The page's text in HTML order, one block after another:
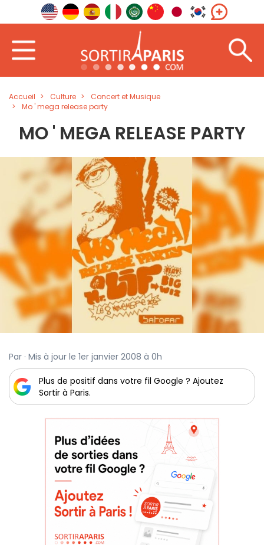
Accueil Culture
Concert et Musique
Mo ' mega release party
MO ' MEGA RELEASE PARTY
Par · Mis à jour le 1er janvier 2008 à 0h
Plus de positif dans votre fil Google ? Ajoutez
Sortir à Paris.